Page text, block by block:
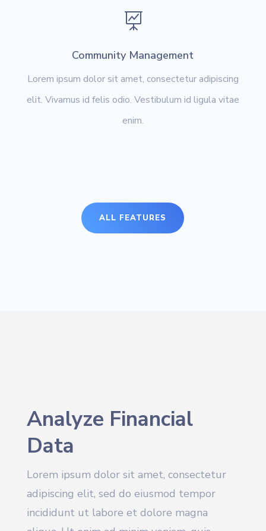

Community Management
Lorem ipsum dolor sit amet, consectetur adipiscing
elit. Vivamus id felis odio. Vestibulum id ligula vitae
enim.
ALL FEATURES
Analyze Financial
Data
Lorem ipsum dolor sit amet, consectetur
adipiscing elit, sed do eiusmod tempor
incididunt ut labore et dolore magna